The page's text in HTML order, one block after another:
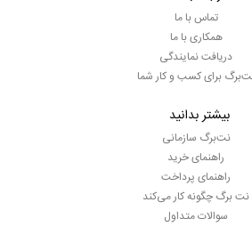
تماس با ما
همکاری با ما
دریافت نمایندگی
برای کسب و کار شما
بیشتر بدانید
نت‌برگ سازمانی
راهنمای خرید
راهنمای پرداخت
نت برگ چگونه کار می‌کند
سوالات متداول